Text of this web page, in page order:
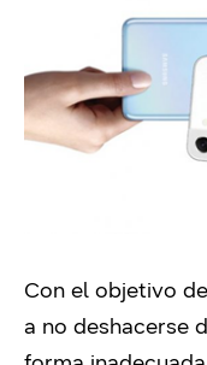
Con el objetivo
a no deshacerse